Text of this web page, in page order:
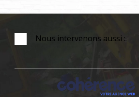
Nous intervenons aussi :